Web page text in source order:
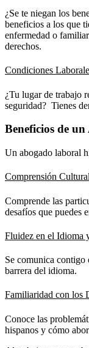
¿Se te niegan los
beneficios a los que
enfermedad o
derechos.
Condiciones
¿Tu lugar de trabajo
seguridad? Tienes
Beneficios de
Un abogado laboral
Comprensión
Comprende las
desafíos que puedes
Fluidez en el Idioma
Se comunica contigo
barrera del idioma.
Familiaridad con los
Conoce las
hispanos y cómo